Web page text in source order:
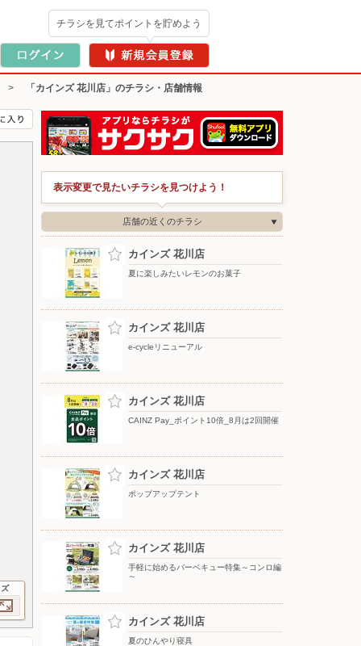
チラシを見てポイントを貯めよう
> 「カインズ 花川店」のチラシ・店舗情報
表示変更で見たいチラシを見つけよう！
店舗の近くのチラシ
カインズ 花川店
夏に楽しみたいレモンのお菓子
カインズ 花川店
e-cycleリニューアル
カインズ 花川店
CAINZ Pay_ポイント10倍_8月は2回開催
カインズ 花川店
ポップアップテント
カインズ 花川店
手軽に始めるバーベキュー特集～コンロ編
～
カインズ 花川店
夏のひんやり寝具